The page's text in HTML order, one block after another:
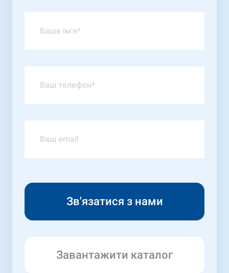
Завантажити каталог